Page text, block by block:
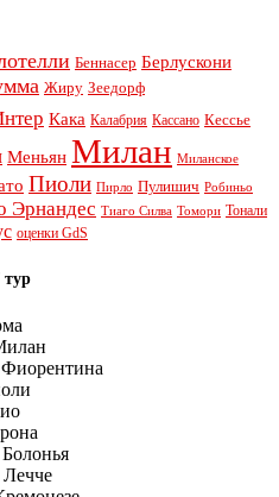
Беннасер Берлускони
Жиру Зеедорф
Кака Калабрия Кассано Кессье
Меньян Милан Миланское
Пиоли Пирло Пулишич Робиньо
Эрнандес Тиаго Силва Томори Тонали
оценки GdS
Лечче